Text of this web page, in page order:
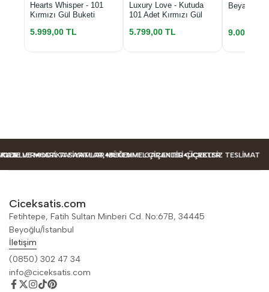
Hearts Whisper - 101
Kırmızı Gül Buketi
5.999,00 TL
Luxury Love - Kutuda
101 Adet Kırmızı Gül
5.799,00 TL
Beyaz
9.000,00
HARIKA FIYATLAR, MÜKEMMEL ÇIÇEKLER ÜCRETSIZ TESLIMAT
VE MODA TASARIMLAR BEĞENME GARANTILI ÇIÇEKLER
Ciceksatis.com
Fetihtepe, Fatih Sultan Minberi Cd. No:67B, 34445
Beyoğlu/İstanbul
İletişim
(0850) 302 47 34
info@ciceksatis.com